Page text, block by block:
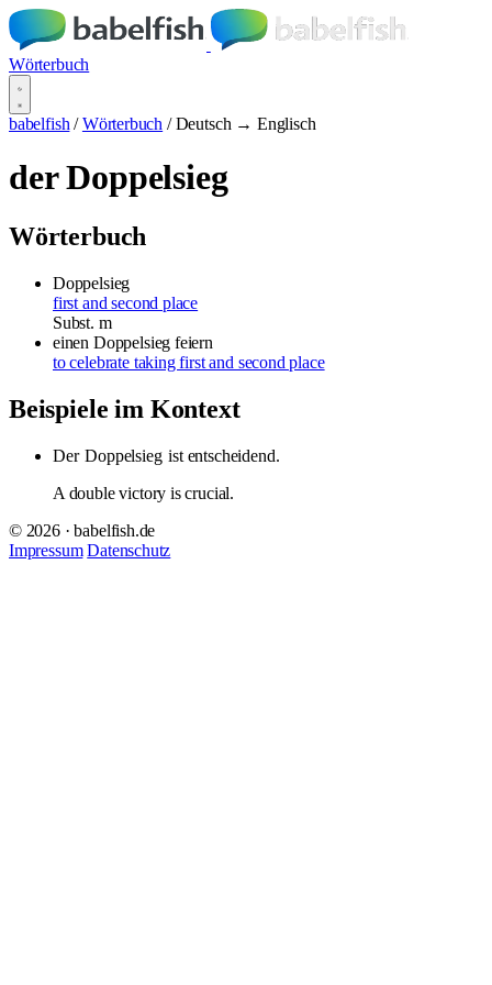
Wörterbuch
babelfish / Wörterbuch / Deutsch → Englisch
der Doppelsieg
Wörterbuch
Doppelsieg
first and second place
Subst. m
einen Doppelsieg feiern
to celebrate taking first and second place
Beispiele im Kontext
Der Doppelsieg ist entscheidend.
A double victory is crucial.
© 2026 · babelfish.de
Impressum Datenschutz